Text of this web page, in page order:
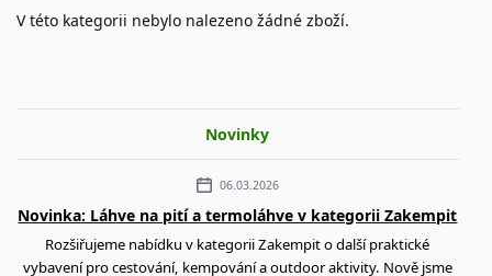
V této kategorii nebylo nalezeno žádné zboží.
Novinky
06.03.2026
Novinka: Láhve na pití a termoláhve v kategorii Zakempit
Rozšiřujeme nabídku v kategorii Zakempit o další praktické
vybavení pro cestování, kempování a outdoor aktivity. Nově jsme